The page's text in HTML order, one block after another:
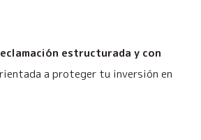
estructurada y con
a proteger tu inversión en